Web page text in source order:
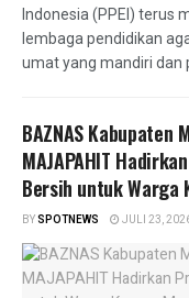
Indonesia (PPEI) terus
lembaga pendidikan
umat yang mandiri dan
BAZNAS Kabupaten
MAJAPAHIT
Bersih untuk Warga
BYSPOTNEWS JULI 23,